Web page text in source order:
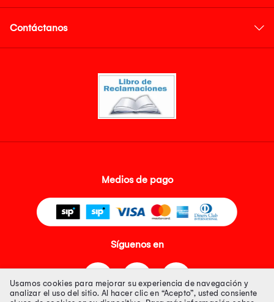
Contáctanos
Medios de pago
Síguenos en
Usamos cookies para mejorar su experiencia de navegación y
analizar el uso del sitio. Al hacer clic en “Acepto”, usted consiente